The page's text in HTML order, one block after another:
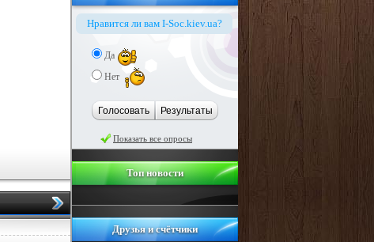
Нравится ли вам I-Soc.kiev.ua?
Да
Нет
Голосовать Результаты
Показать все опросы
Топ новости
Друзья и счётчики